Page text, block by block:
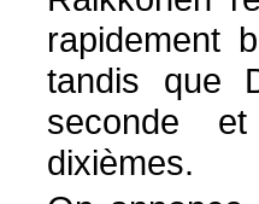
rapidement
tandis que
seconde
dixièmes.